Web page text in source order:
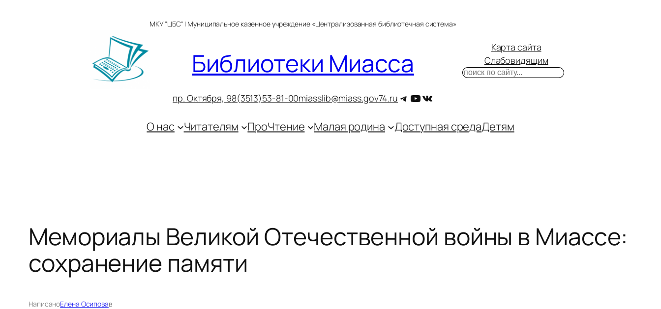
МКУ "ЦБС" | Муниципальное казенное учреждение «Централизованная библиотечная система»
Библиотеки Миасса
пр. Октября, 98(3513)53-81-00miasslib@miass.gov74.ru Telegram
YouTube
ВКонтакте
Карта сайта
Слабовидящим
Поиск
О нас Читателям ПроЧтение Малая родина Доступная средаДетям
Мемориалы Великой Отечественной войны в Миассе:
сохранение памяти
НаписаноЕлена Осиповав